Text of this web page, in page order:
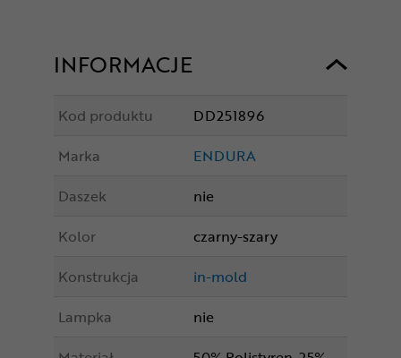
INFORMACJE
Kod produktu
DD251896
Marka
ENDURA
Daszek
nie
Kolor
czarny-szary
Konstrukcja
in-mold
Lampka
nie